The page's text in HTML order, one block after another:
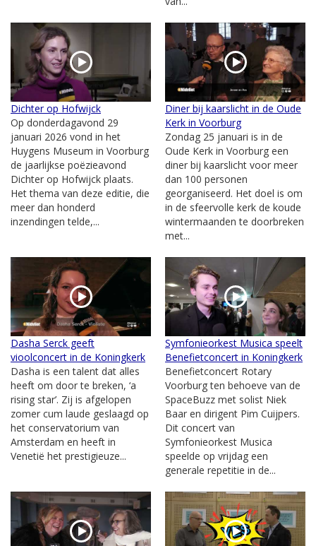
Dichter op Hofwijck
Op donderdagavond 29
januari 2026 vond in het
Huygens Museum in Voorburg
de jaarlijkse poëzieavond
Dichter op Hofwijck plaats.
Het thema van deze editie, die
meer dan honderd
inzendingen telde,...
Diner bij kaarslicht in de Oude
Kerk in Voorburg
Zondag 25 januari is in de
Oude Kerk in Voorburg een
diner bij kaarslicht voor meer
dan 100 personen
georganiseerd. Het doel is om
in de sfeervolle kerk de koude
wintermaanden te doorbreken
met...
Dasha Serck geeft
vioolconcert in de Koningkerk
Dasha is een talent dat alles
heeft om door te breken, ‘a
rising star’. Zij is afgelopen
zomer cum laude geslaagd op
het conservatorium van
Amsterdam en heeft in
Venetië het prestigieuze...
Symfonieorkest Musica speelt
Benefietconcert in Koningkerk
Benefietconcert Rotary
Voorburg ten behoeve van de
SpaceBuzz met solist Niek
Baar en dirigent Pim Cuijpers.
Dit concert van
Symfonieorkest Musica
speelde op vrijdag een
generale repetitie in de...